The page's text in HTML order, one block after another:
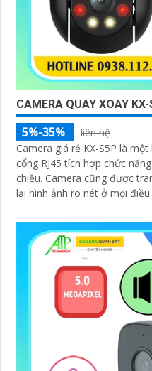
CAMERA QUAY XOAY KX-
5%-35%
liên hệ
Camera giá rẻ KX-S5P là
cổng RJ45 tích hợp chức
chiều. Camera cũng được trang bị chống ngược sáng DWDR mang
lại hình ảnh rõ nét ở mọi